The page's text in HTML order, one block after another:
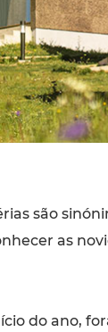
são
as
do ano,